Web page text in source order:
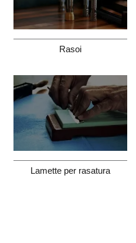
Rasoi
Lamette per rasatura